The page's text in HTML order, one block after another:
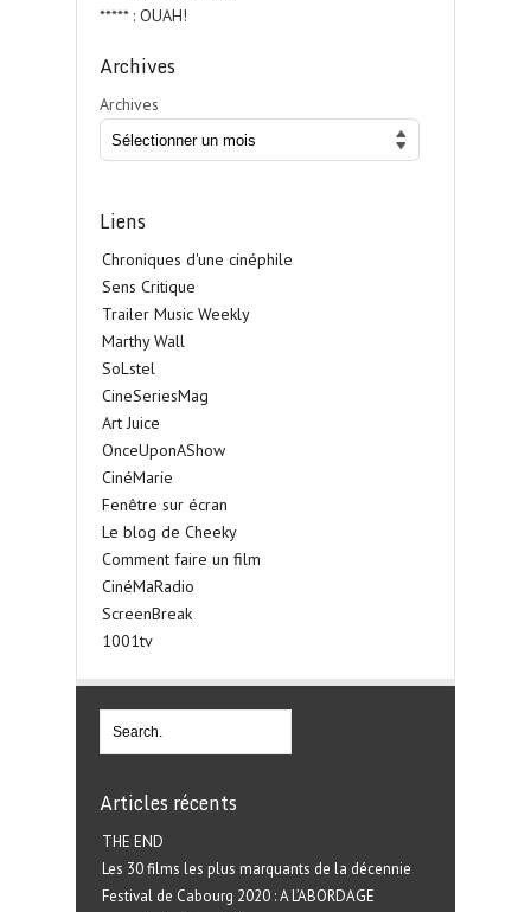
***** : OUAH!
Archives
Archives
Liens
Chroniques d'une cinéphile
Sens Critique
Trailer Music Weekly
Marthy Wall
SoLstel
CineSeriesMag
Art Juice
OnceUponAShow
CinéMarie
Fenêtre sur écran
Le blog de Cheeky
Comment faire un film
CinéMaRadio
ScreenBreak
1001tv
Articles récents
THE END
Les 30 films les plus marquants de la décennie
Festival de Cabourg 2020 : A L’ABORDAGE